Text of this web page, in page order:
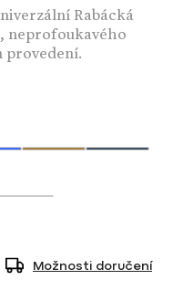
Rabácká
neprofoukavého
Možnosti doručení